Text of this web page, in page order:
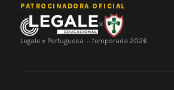
PATROCINADORA OFICIAL
×
Legale × Portuguesa — temporada 2026